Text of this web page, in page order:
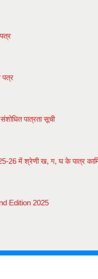
पत्र
पात्रता सूची
26 में श्रेणी ख, ग, घ के पात्र
Edition 2025